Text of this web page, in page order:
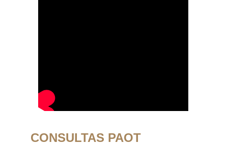
CONSULTAS PAOT